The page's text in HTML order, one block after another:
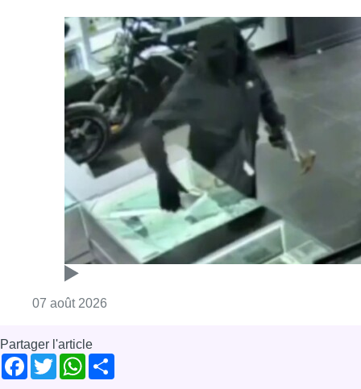
07 août 2026
Partager l'article
Facebook
TwitterWhatsApp